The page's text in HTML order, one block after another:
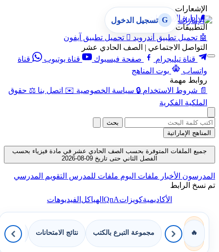
الإشعارات
🔔 إدارة الإشعارات
التطبيقات
🤖 تحميل تطبيق أندرويد  تحميل تطبيق آيفون
التواصل الاجتماعي | الصف الحادي عشر
قناة تيليجرام
صفحة فيسبوك قناة يوتيوب
قناة
واتساب
بوت المناهج
روابط مهمة
📄 شروط الاستخدام 🔒 سياسة الخصوصية ✉️ اتصل بنا ⚖️ حقوق
الملكية الفكرية
G تسجيل الدخول
بحث
المناهج الإماراتية
جميع الملفات المتوفرة بحسب الصف الحادي عشر في مادة فيزياء بحسب
الفصل الثاني حتى تاريخ 09-08-2026
المدرسون الأخبار ملفات اليوم ملفات للمدرس التقويم المدرسي
تم نسخ الرابط
الأكاديميةكويزاتQnAالهياكلالفيديوهات
🔥 مجموعة التبرع بالكتب نتائج الامتحانات